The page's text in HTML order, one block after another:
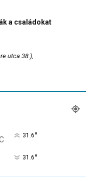
a családokat
utca 38.),
31.6°
31.6°